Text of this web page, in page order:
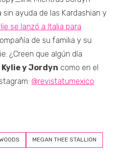
ayuda de las Kardashian y
se lanzó a Italia para
de su familia y su
¿Creen que algún día
Kylie y Jordyn como en el
@revistatumexico
MEGAN THEE STALLION